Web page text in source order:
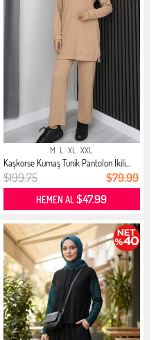
M L XL XXL
Kaşkorse Kumaş Tunik Pantolon İkili...
$199.75 $79.99
HEMEN AL$47.99